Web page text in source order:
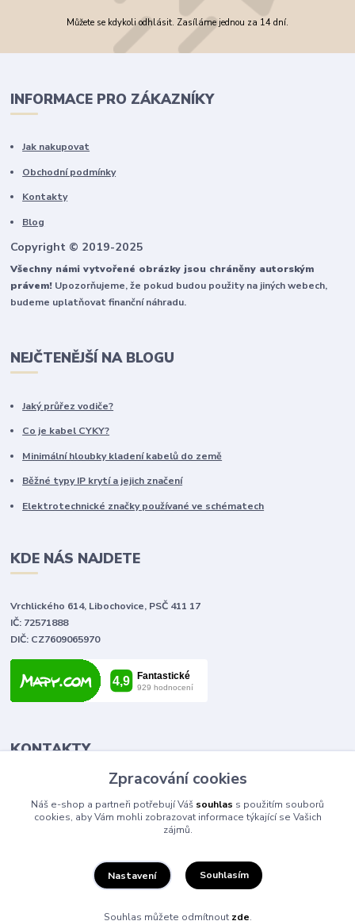
Můžete se kdykoli odhlásit. Zasíláme jednou za 14 dní.
INFORMACE PRO ZÁKAZNÍKY
Jak nakupovat
Obchodní podmínky
Kontakty
Blog
Copyright © 2019-2025
Všechny námi vytvořené obrázky jsou chráněny autorským
právem! Upozorňujeme, že pokud budou použity na jiných webech,
budeme uplatňovat finanční náhradu.
NEJČTENĚJŠÍ NA BLOGU
Jaký průřez vodiče?
Co je kabel CYKY?
Minimální hloubky kladení kabelů do země
Běžné typy IP krytí a jejich značení
Elektrotechnické značky používané ve schématech
KDE NÁS NAJDETE
Vrchlického 614, Libochovice, PSČ 411 17
IČ: 72571888
DIČ: CZ7609065970
KONTAKTY
Tomáš Vlček
+420 702 090 443
volejte od 9,00 - 20,00 hod
info@elektromaterial.cz
Zpracování cookies
Náš e-shop a partneři potřebují Váš souhlas s použitím souborů
cookies, aby Vám mohli zobrazovat informace týkající se Vašich
zájmů.
Nastavení Souhlasím
Souhlas můžete odmítnout zde.